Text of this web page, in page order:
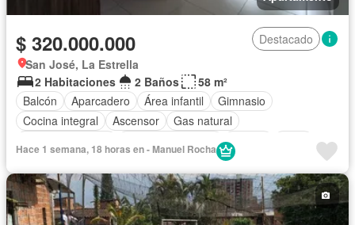
$ 320.000.000
Destacado
San José, La Estrella
2 Habitaciones
2 Baños
58 m²
Balcón
Aparcadero Área infantil
Gimnasio
Cocina integral
Ascensor
Gas natural
Piscina
Hace 1 semana, 18 horas en - Manuel Rocha